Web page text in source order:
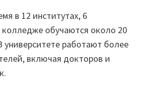
в 12 институтах, 6
колледже обучаются около 20
университете работают более
включая докторов и